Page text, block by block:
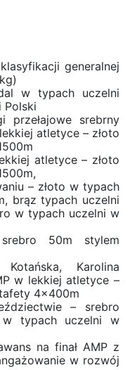
generalnej
w typach uczelni
Polski
przełajowe srebrny
atletyce – złoto
atletyce – złoto
– złoto w typach
brąz typach uczelni
w typach uczelni w
50m stylem
Karolina
w lekkiej atletyce –
4x400m
– srebro
w typach uczelni w
na finał AMP z
w rozwój